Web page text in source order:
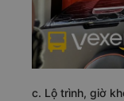
c. Lộ trình, giờ